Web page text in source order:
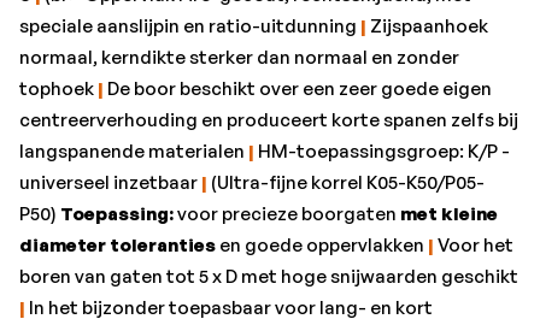
Verdraaide inwendige koeling| Het koelmiddel komt
direct aan de snijkant en spoelt de spanen uit het
gat.•Afwerking: Fire
•Aluminium < 8% Si: 260
•Aluminium > 8% Si: 220
•Gehard staal < 55 HRC: 55
•Gietijzer GG/GTS: 160
•Gietijzer GGG: 128
•Koper Cu-leg.: 325
•Merk: Gühring
speciale aanslijpin en ratio-uitdunning | Zijspaanhoek
normaal, kerndikte sterker dan normaal en zonder
tophoek | De boor beschikt over een zeer goede eigen
centreerverhouding en produceert korte spanen zelfs bij
langspanende materialen | HM-toepassingsgroep: K/P -
universeel inzetbaar | (Ultra-fijne korrel K05-K50/P05-
P50) Toepassing:voor precieze boorgaten met kleine
diameter toleranties en goede oppervlakken | Voor het
boren van gaten tot 5 x D met hoge snijwaarden geschikt
| In het bijzonder toepasbaar voor lang- en kort